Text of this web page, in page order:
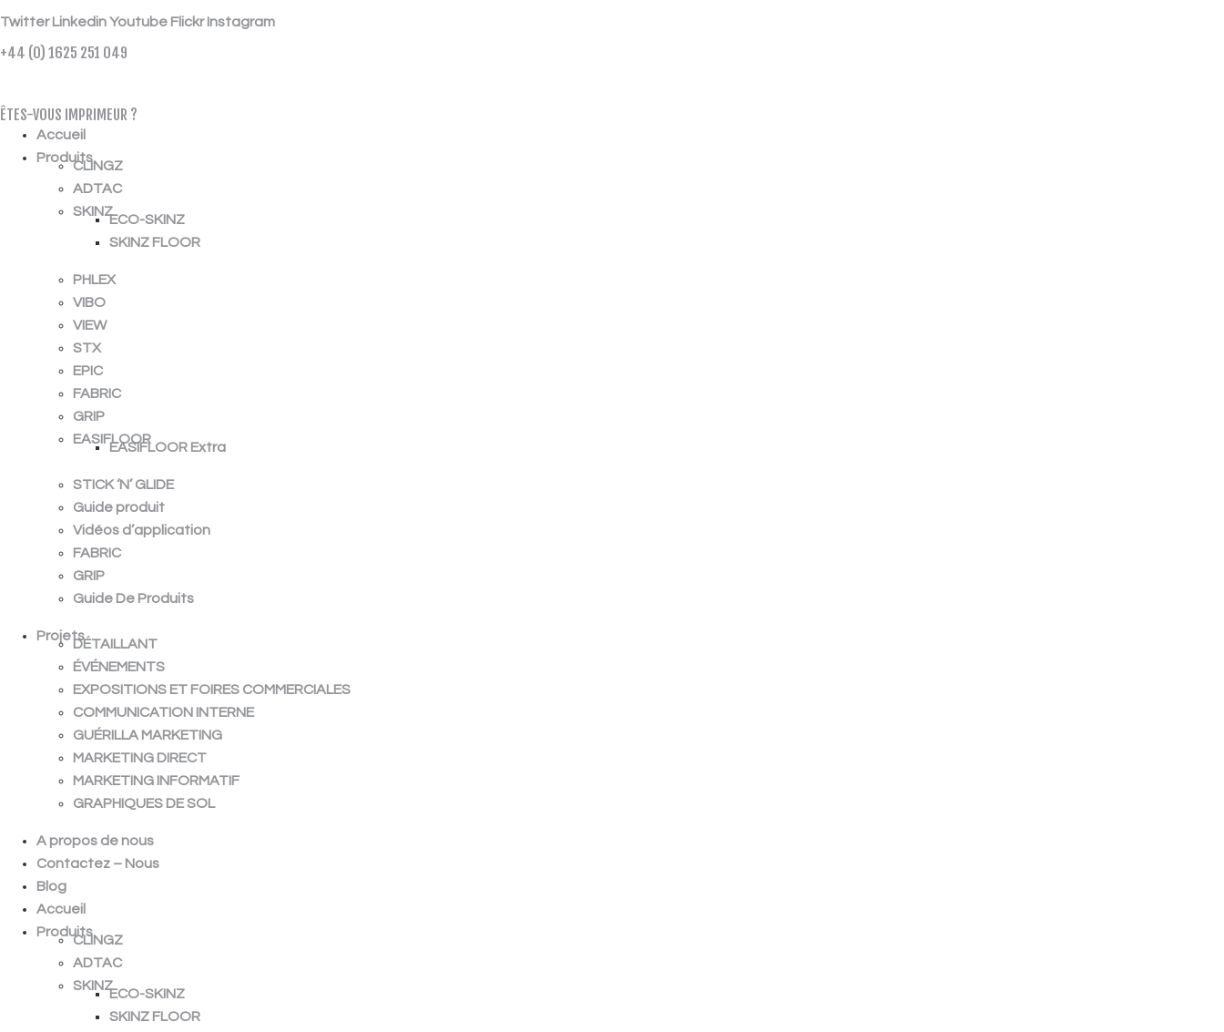
Twitter LinkedinYoutube Flickr Instagram
+44 (0) 1625 251 049
ÊTES-VOUS IMPRIMEUR ?
Accueil
Produits
CLINGZ
ADTAC
SKINZ
ECO-SKINZ
SKINZ FLOOR
PHLEX
VIBO
VIEW
STX
EPIC
FABRIC
GRIP
EASIFLOOR
EASIFLOOR Extra
STICK ‘N’ GLIDE
Guide produit
Vidéos d’application
FABRIC
GRIP
Guide De Produits
Projets
DÉTAILLANT
ÉVÉNEMENTS
EXPOSITIONS ET FOIRES COMMERCIALES
COMMUNICATION INTERNE
GUÉRILLA MARKETING
MARKETING DIRECT
MARKETING INFORMATIF
GRAPHIQUES DE SOL
A propos de nous
Contactez – Nous
Blog
Accueil
Produits
CLINGZ
ADTAC
SKINZ
ECO-SKINZ
SKINZ FLOOR